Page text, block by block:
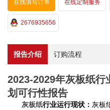
在线填写订单 在线定制服务
2676935656
报告介绍 订购流程
2023-2029年灰板纸行
划可行性报告
灰板纸行业运行现状： 灰板